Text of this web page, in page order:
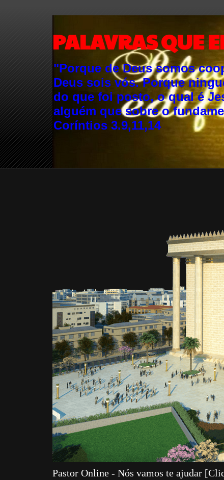
PALAVRAS QUE
"Porque de Deus somos
Deus sois vós. Porque
do que foi posto, o qual é
alguém que sobre o
Coríntios 3.9,11,14
Pastor Online - Nós vamos te ajudar